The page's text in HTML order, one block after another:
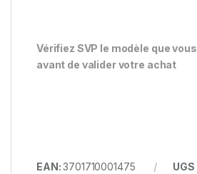
Vérifiez SVP le modèle que
avant de valider votre achat
EAN:3701710001475
UGS